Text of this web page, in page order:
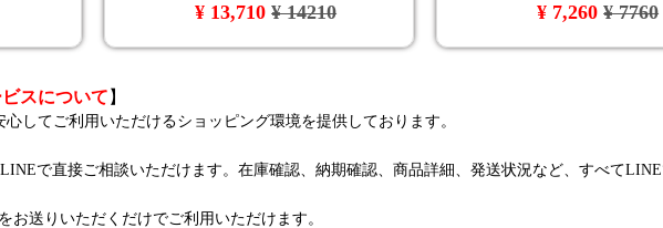
¥ 13,710¥ 14210 ¥ 7,260¥ 7760
スについて 】
してご利用いただけるショッピング環境を提供しております。
で直接ご相談いただけます。在庫確認、納期確認、商品詳細、発送状況など、すべてLINE
送りいただくだけでご利用いただけます。